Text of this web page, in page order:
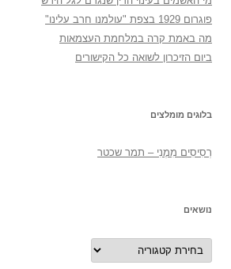
פוגרום 1929 בצפת "עולמנו חרב עלינו"
מה באמת קרה במלחמת העצמאות
ביום הזיכרון לשואה כל הקישורים
בלוגים מומלצים
רְסִיסִים מִמֶנִי – תמר שכטר
נושאים
נושאים